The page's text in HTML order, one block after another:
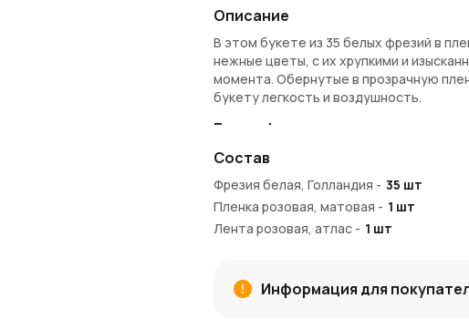
Описание
В этом букете из 35 белых фрезий в
нежные цветы, с их хрупкими и
момента. Обернутые в прозрачную
букету легкость и воздушность.
Белые фрезии — символ чистоты
Белые фрезии давно ассоциируются с
для выражения самых чистых и
любые эмоции: от любви и
пленке станет прекрасным знаком
35 белых фрезий, олицетворяющих
Прозрачная пленка, которая
Состав
Фрезия белая, Голландия - 35 шт
Пленка розовая, матовая - 1 шт
Лента розовая, атлас - 1 шт
Информация для